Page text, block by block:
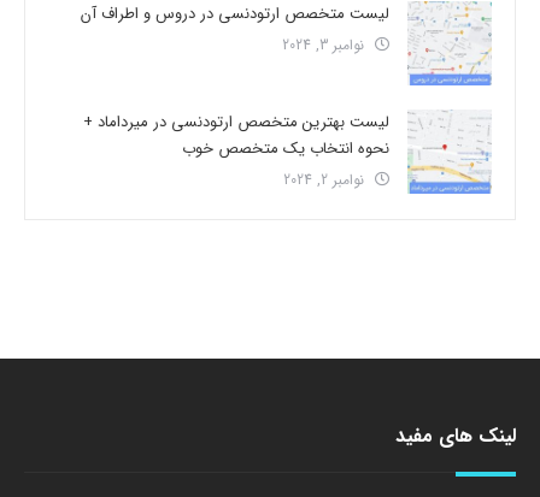
لیست متخصص ارتودنسی در دروس و اطراف آن
نوامبر 3, 2024
لیست بهترین متخصص ارتودنسی در میرداماد +
نحوه انتخاب یک متخصص خوب
نوامبر 2, 2024
لینک های مفید